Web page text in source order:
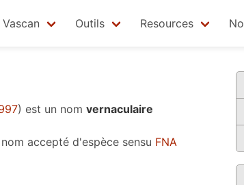
Vascan Outils Resources
) est un nom vernaculaire
accepté d'espèce sensu FNA